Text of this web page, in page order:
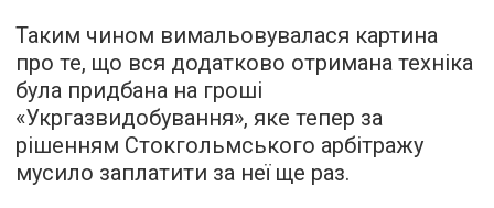
Таким чином вимальовувалася картина
про те, що вся додатково отримана техніка
була придбана на гроші
«Укргазвидобування», яке тепер за
рішенням Стокгольмського арбітражу
мусило заплатити за неї ще раз.